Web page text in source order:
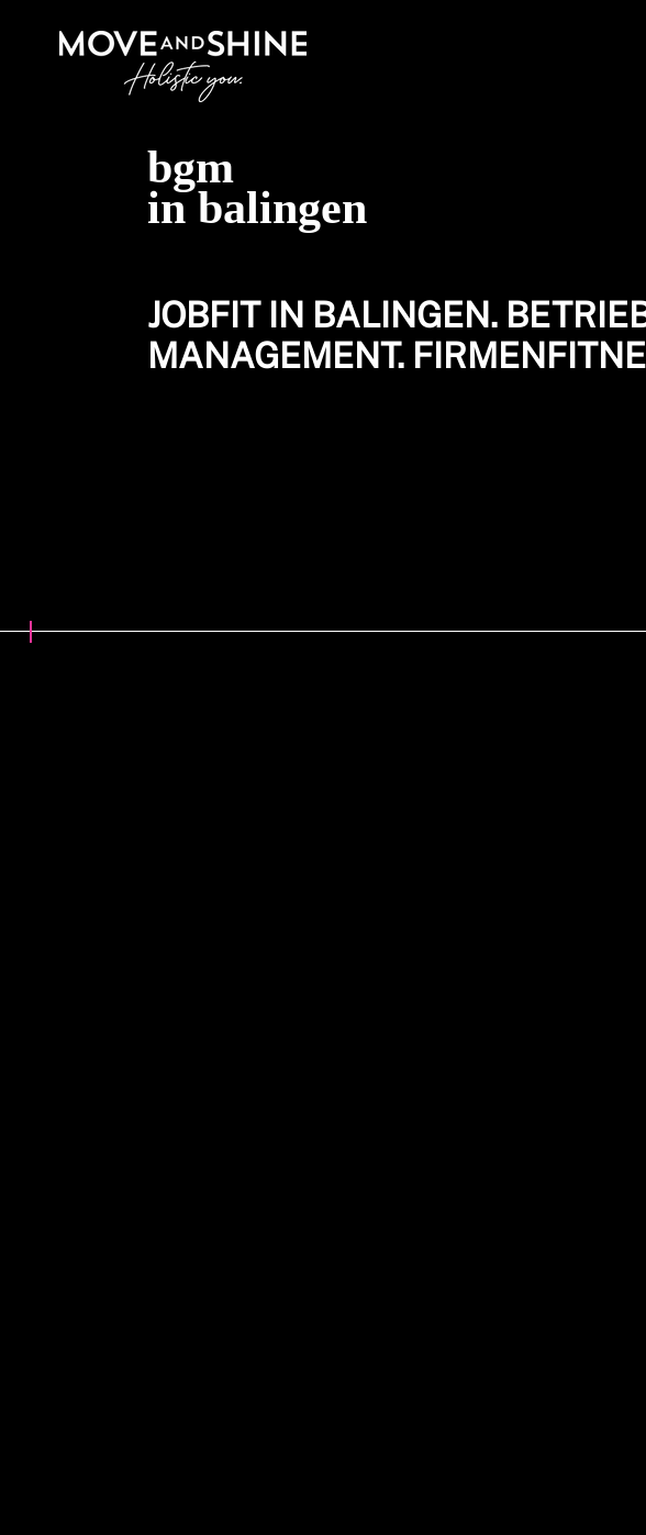
bgm
in balingen
JOBFIT IN BALINGEN.
MANAGEMENT.